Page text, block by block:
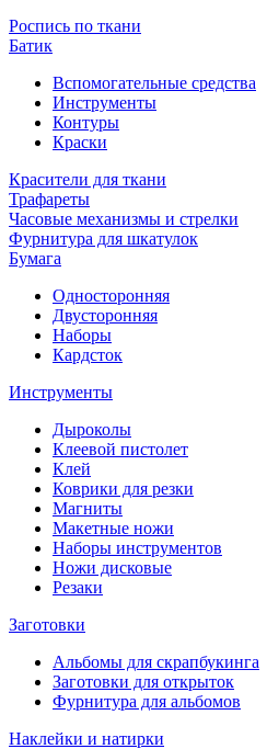
Роспись по ткани
Батик
Вспомогательные средства
Инструменты
Контуры
Краски
Красители для ткани
Трафареты
Часовые механизмы и стрелки
Фурнитура для шкатулок
Бумага
Односторонняя
Двусторонняя
Наборы
Кардсток
Инструменты
Дыроколы
Клеевой пистолет
Клей
Коврики для резки
Магниты
Макетные ножи
Наборы инструментов
Ножи дисковые
Резаки
Заготовки
Альбомы для скрапбукинга
Заготовки для открыток
Фурнитура для альбомов
Наклейки и натирки